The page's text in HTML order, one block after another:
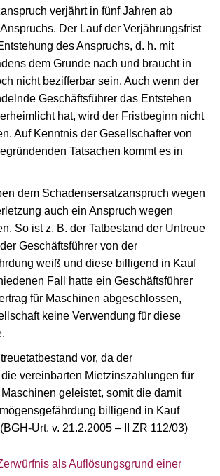
verjährt in fünf Jahren ab
Der Lauf der Verjährungsfrist
des Anspruchs, d. h. mit
dem Grunde nach und braucht in
nicht bezifferbar sein. Auch wenn der
Geschäftsführer das Entstehen
hat, wird der Fristbeginn nicht
Auf Kenntnis der Gesellschafter von
Tatsachen kommt es in
dem Schadensersatzanspruch wegen
auch ein Anspruch wegen
So ist z. B. der Tatbestand der Untreue
Geschäftsführer von der
weiß und diese billigend in Kauf
Fall hatte ein Geschäftsführer
für Maschinen abgeschlossen,
keine Verwendung für diese
vor, da der
vereinbarten Mietzinszahlungen für
geleistet, somit die damit
billigend in Kauf
Urt. v. 21.2.2005 – II ZR 112/03)
als Auflösungsgrund einer